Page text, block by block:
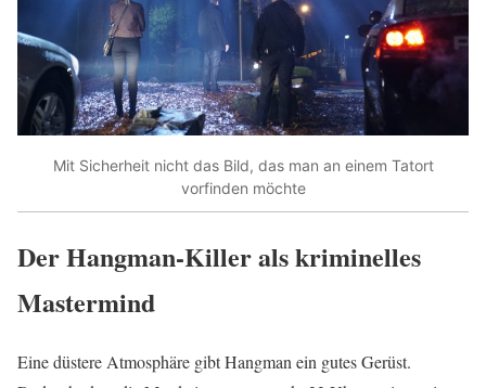
Mit Sicherheit nicht das Bild, das man an einem Tatort
vorfinden möchte
Der Hangman-Killer als kriminelles
Mastermind
Eine düstere Atmosphäre gibt Hangman ein gutes Gerüst.